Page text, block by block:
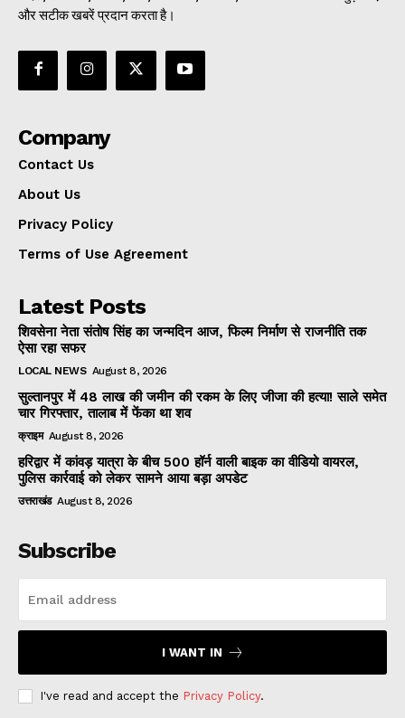
और सटीक खबरें प्रदान करता है।
Company
Contact Us
About Us
Privacy Policy
Terms of Use Agreement
Latest Posts
शिवसेना नेता संतोष सिंह का जन्मदिन आज, फिल्म निर्माण से राजनीति तक
ऐसा रहा सफर
LOCAL NEWS August 8, 2026
सुल्तानपुर में 48 लाख की जमीन की रकम के लिए जीजा की हत्या! साले समेत
चार गिरफ्तार, तालाब में फेंका था शव
क्राइम August 8, 2026
हरिद्वार में कांवड़ यात्रा के बीच 500 हॉर्न वाली बाइक का वीडियो वायरल,
पुलिस कार्रवाई को लेकर सामने आया बड़ा अपडेट
उत्तराखंड August 8, 2026
Subscribe
I WANT IN
I've read and accept the Privacy Policy.